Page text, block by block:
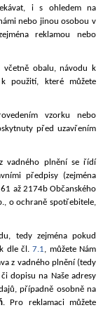
i s ohledem na
nebo jinou osobou v
reklamou nebo
včetně obalu, návodu k
použití, které můžete
vzorku nebo
před uzavřením
vadného plnění se řídí
předpisy (zejména
až 2174b Občanského
o ochraně spotřebitele,
tedy zejména pokud
dle čl.7.1
, můžete Nám
z vadného plnění (tedy
dopisu na Naše adresy
případně osobně na
. Pro reklamaci můžete